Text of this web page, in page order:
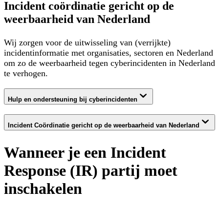
Incident coördinatie gericht op de
weerbaarheid van Nederland
Wij zorgen voor de uitwisseling van (verrijkte)
incidentinformatie met organisaties, sectoren en Nederland
om zo de weerbaarheid tegen cyberincidenten in Nederland
te verhogen.
Hulp en ondersteuning bij cyberincidenten
Incident Coördinatie gericht op de weerbaarheid van Nederland
Wanneer je een Incident
Response (IR) partij moet
inschakelen